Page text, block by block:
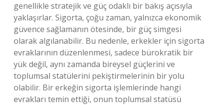
genellikle stratejik ve güç odaklı bir bakış açısıyla
yaklaşırlar. Sigorta, çoğu zaman, yalnızca ekonomik
güvence sağlamanın ötesinde, bir güç simgesi
olarak algılanabilir. Bu nedenle, erkekler için sigorta
evraklarının düzenlenmesi, sadece bürokratik bir
yük değil, aynı zamanda bireysel güçlerini ve
toplumsal statülerini pekiştirmelerinin bir yolu
olabilir. Bir erkeğin sigorta işlemlerinde hangi
evrakları temin ettiği, onun toplumsal statüsü